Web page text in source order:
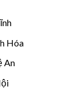
Hóa
An